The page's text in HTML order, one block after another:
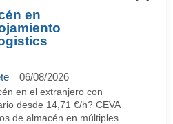
en
06/08/2026
en el extranjero con
desde 14,71 €/h? CEVA
de almacén en múltiples ...